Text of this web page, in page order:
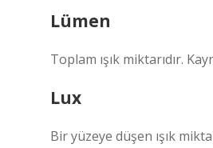
Lümen
Toplam ışık miktarıdır.
Lux
Bir yüzeye düşen ışık